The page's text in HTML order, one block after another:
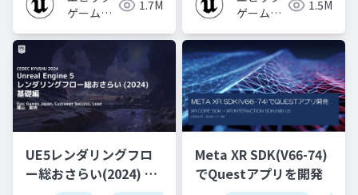
ゲームズ
1.7M
ゲームズ
1.5M
UE5レンダリングフロ
ー総おさらい(2024) 基
Meta XR SDK(V66-74)
でQuestアプリを開発